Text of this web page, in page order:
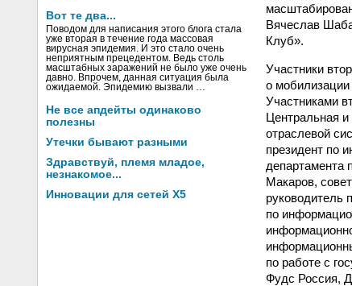
Вот те два...
Поводом для написания этого блога стала
уже вторая в течение года массовая
вирусная эпидемия. И это стало очень
неприятным прецедентом. Ведь столь
масштабных заражений не было уже очень
давно. Впрочем, данная ситуация была
ожидаемой. Эпидемию вызвали …
Не все апдейты одинаково
полезны
Утечки бывают разными
Здравствуй, племя младое,
незнакомое...
Инновации для сетей X5
Вячеслав
Клуб».
Участники
о мобилизации
Участниками
Центральная
отраслевой
президент по
департамента
Макаров,
руководитель
по
по работе с
Фудс Россия,